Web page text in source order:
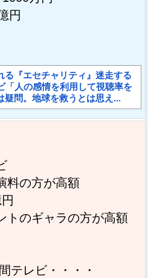
円
る『エセチャリティ』迷走する
「人の感情を利用して視聴率を
疑問。地球を救うとは思え...
料の方が高額
トのギャラの方が高額
テレビ・・・・